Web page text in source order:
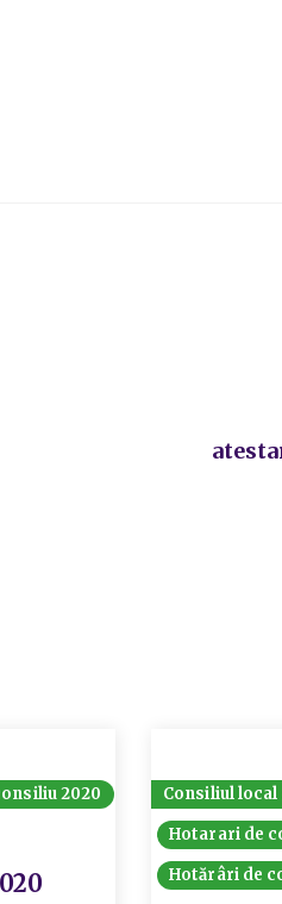
2020
Consiliul
Hotarari de
Hotărâri de